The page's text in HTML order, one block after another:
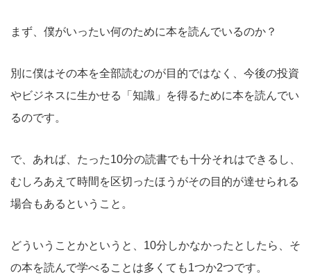
まず、僕がいったい何のために本を読んでいるのか？
別に僕はその本を全部読むのが目的ではなく、今後の投資
やビジネスに生かせる「知識」を得るために本を読んでい
るのです。
で、あれば、たった10分の読書でも十分それはできるし、
むしろあえて時間を区切ったほうがその目的が達せられる
場合もあるということ。
どういうことかというと、10分しかなかったとしたら、そ
の本を読んで学べることは多くても1つか2つです。